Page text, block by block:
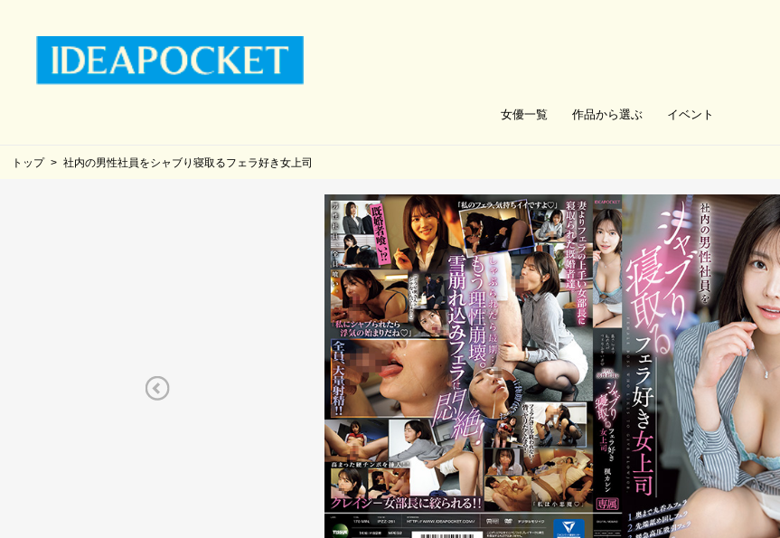
女優一覧 作品から選ぶ イベント
トップ 社内の男性社員をシャブり寝取るフェラ好き女上司